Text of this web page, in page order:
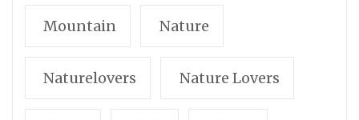
Mountain Nature
Naturelovers Nature Lovers